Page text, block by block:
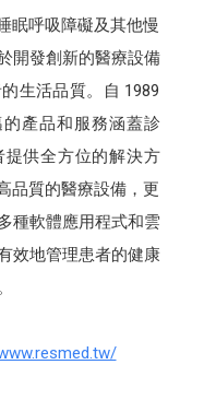
眠呼吸障礙及其他慢
開發創新的醫療設備
生活品質。自 1989
產品和服務涵蓋診
供全方位的解決方
品質的醫療設備，更
種軟體應用程式和雲
效地管理患者的健康